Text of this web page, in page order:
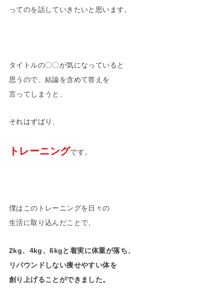
ってのを話していきたいと思います。
タイトルの〇〇が気になっていると
思うので、結論を含めて答えを
言ってしまうと、
それはずばり、
トレーニングです。
僕はこのトレーニングを日々の
生活に取り込んだことで、
2kg、4kg、6kgと着実に体重が落ち、
リバウンドしない痩せやすい体を
創り上げることができました。